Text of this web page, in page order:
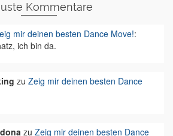
Kommentare
mir deinen besten Dance Move!:
ich bin da.
zu Zeig mir deinen besten Dance
zu Zeig mir deinen besten Dance